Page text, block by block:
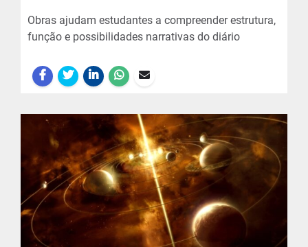
Obras ajudam estudantes a compreender estrutura,
função e possibilidades narrativas do diário